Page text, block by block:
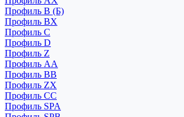
Профиль B (Б)
Профиль BX
Профиль C
Профиль D
Профиль Z
Профиль АА
Профиль BB
Профиль ZX
Профиль CC
Профиль SPA